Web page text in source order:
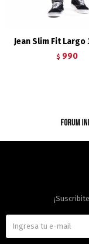
Jean Slim Fit Largo
$ 990